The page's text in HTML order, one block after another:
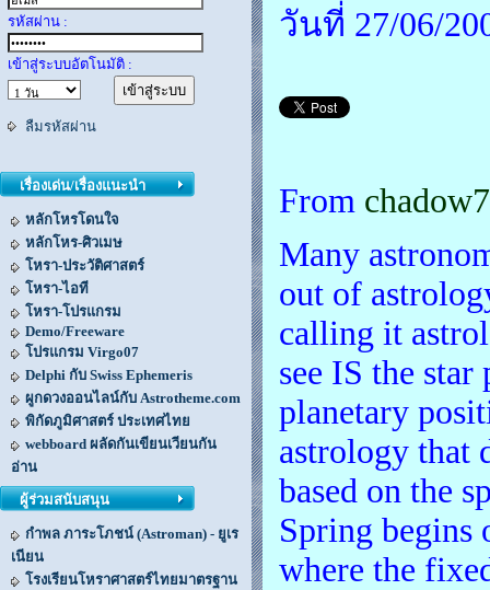
รหัสผ่าน :
เข้าสู่ระบบอัตโนมัติ :
ลืมรหัสผ่าน
เรื่องเด่น/เรื่องแนะนำ
หลักโหรโดนใจ
หลักโหร-ศิวเมษ
โหรา-ประวัติศาสตร์
โหรา-ไอที
โหรา-โปรแกรม
Demo/Freeware
โปรแกรม Virgo07
Delphi กับ Swiss Ephemeris
ผูกดวงออนไลน์กับ Astrotheme.com
พิกัดภูมิศาสตร์ ประเทศไทย
webboard ผลัดกันเขียนเวียนกัน
อ่าน
ผู้ร่วมสนับสนุน
กำพล ภาระโภชน์ (Astroman) - ยูเร
เนียน
โรงเรียนโหราศาสตร์ไทยมาตรฐาน
วันที่ 27/06/
From
Many
out of
calling it
see IS the
planetary
astrology that
based on the
Spring begins
where the